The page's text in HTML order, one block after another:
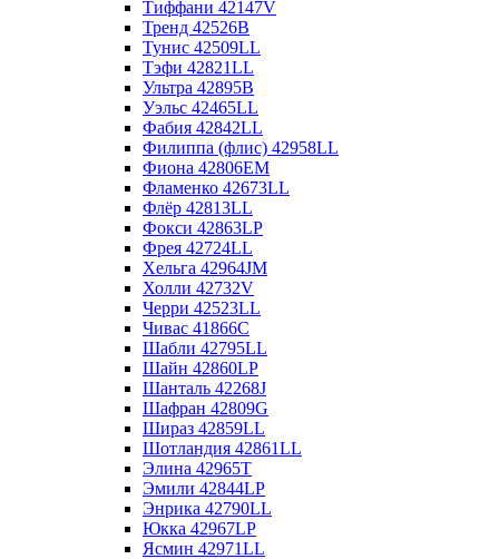
Тиффани 42147V
Тренд 42526B
Тунис 42509LL
Тэфи 42821LL
Ультра 42895B
Уэльс 42465LL
Фабия 42842LL
Филиппа (флис) 42958LL
Фиона 42806EM
Фламенко 42673LL
Флёр 42813LL
Фокси 42863LP
Фрея 42724LL
Хельга 42964JM
Холли 42732V
Черри 42523LL
Чивас 41866C
Шабли 42795LL
Шайн 42860LP
Шанталь 42268J
Шафран 42809G
Шираз 42859LL
Шотландия 42861LL
Элина 42965T
Эмили 42844LP
Энрика 42790LL
Юкка 42967LP
Ясмин 42971LL